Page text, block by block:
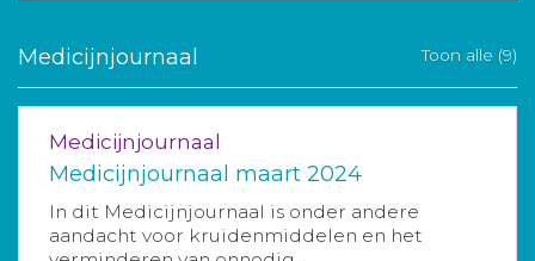
Medicijnjournaal Toon alle (9)
Medicijnjournaal
Medicijnjournaal maart 2024
In dit Medicijnjournaal is onder andere
aandacht voor kruidenmiddelen en het